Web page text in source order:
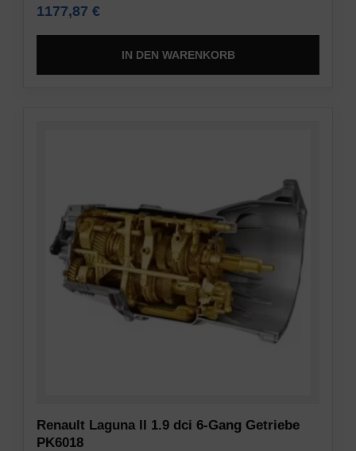
1177,87 €
IN DEN WARENKORB
Renault Laguna II 1.9 dci 6-Gang Getriebe
PK6018